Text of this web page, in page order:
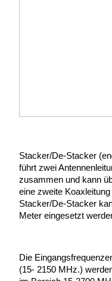
Stacker/De-Stacker
führt zwei
zusammen und kann
eine zweite
Stacker/De-Stacker
Meter eingesetzt
Die
(15- 2150 MHz.)